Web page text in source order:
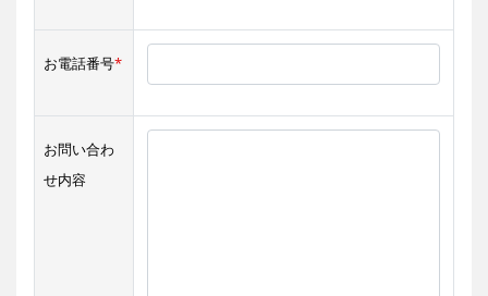
お電話番号*
お問い合わ
せ内容